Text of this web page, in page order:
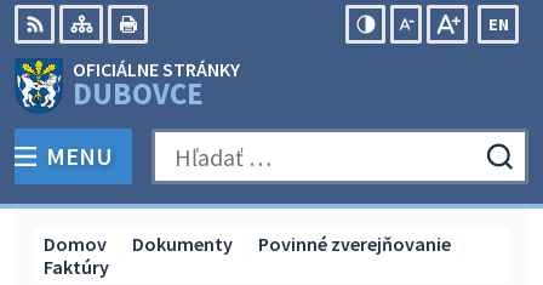
Preskočiť
na
obsah
RSS Mapa
EN
OFICIÁLNE STRÁNKY
DUBOVCE
PREPNÚŤ
MENU Hľadať:
Domov Dokumenty
Povinné zverejňovanie
Faktúry